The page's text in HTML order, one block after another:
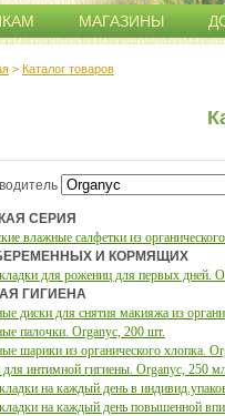
МАГАЗИНЫ
> Каталог товаров
СЕРИЯ
влажные салфетки из
И КОРМЯЩИХ
для рожениц для первых дней.
ГИГИЕНА
диски для снятия макияжа из
палочки. Organyc, 200 шт.
шарики из органического хлопка.
для интимной гигиены. Organyc, 250
на каждый день в
на каждый день повышенной